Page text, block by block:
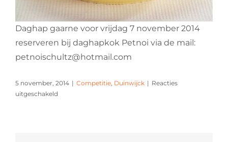
Daghap gaarne voor vrijdag 7 november 2014
reserveren bij daghapkok Petnoi via de mail:
petnoischultz@hotmail.com
5 november, 2014 | Competitie, Duinwijck | Reacties
uitgeschakeld